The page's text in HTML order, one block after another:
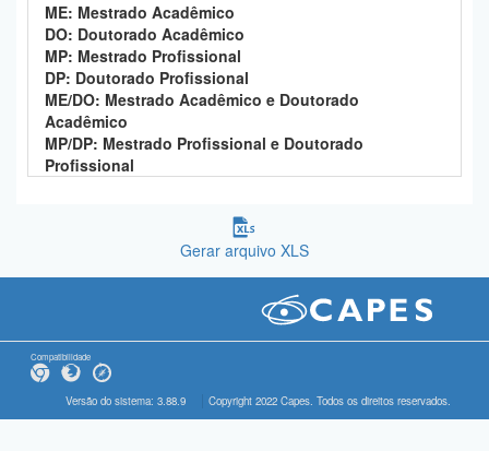
ME: Mestrado Acadêmico
DO: Doutorado Acadêmico
MP: Mestrado Profissional
DP: Doutorado Profissional
ME/DO: Mestrado Acadêmico e Doutorado
Acadêmico
MP/DP: Mestrado Profissional e Doutorado
Profissional
Gerar arquivo XLS
Compatibilidade
Versão do sistema: 3.88.9 Copyright 2022 Capes. Todos os direitos reservados.